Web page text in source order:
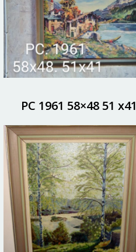
PC 1961 58×48 51 x41